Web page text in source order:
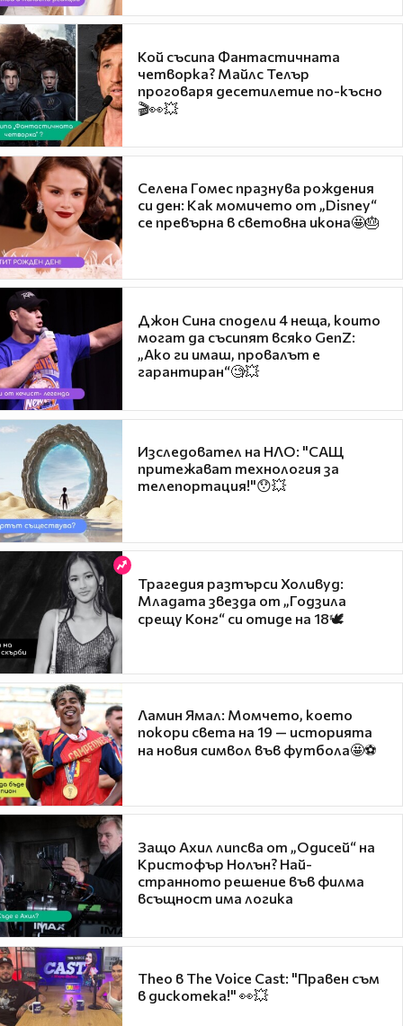
Кой съсипа Фантастичната
четворка? Майлс Телър
проговаря десетилетие по-късно
🎬👀💥
Селена Гомес празнува рождения
си ден: Как момичето от „Disney“
се превърна в световна икона🤩🎂
Джон Сина сподели 4 неща, които
могат да съсипят всяко GenZ:
„Ако ги имаш, провалът е
гарантиран“🧐💥
Изследовател на НЛО: "САЩ
притежават технология за
телепортация!"😯💥
Трагедия разтърси Холивуд:
Младата звезда от „Годзила
срещу Конг“ си отиде на 18🕊️
Ламин Ямал: Момчето, което
покори света на 19 — историята
на новия символ във футбола🤩⚽
Защо Ахил липсва от „Одисей“ на
Кристофър Нолън? Най-
странното решение във филма
всъщност има логика
Theo в The Voice Cast: "Правен съм
в дискотека!" 👀💥